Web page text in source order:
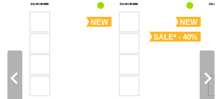
NEW
NEW
SALE* - 40%
navigate_before navigate_next